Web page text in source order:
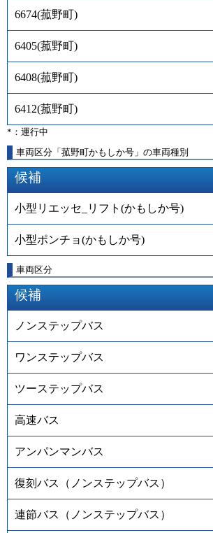
6674(菰野町)
6405(菰野町)
6408(菰野町)
6412(菰野町)
*：運行中
車両区分「菰野町かもしか号」の車両種別
候補
小型リエッセ_リフト(かもしか号)
小型ポンチョ(かもしか号)
車両区分
候補
ノンステップバス
ワンステップバス
ツーステップバス
高速バス
アンパンマンバス
復刻バス（ノンステップバス）
連節バス（ノンステップバス）